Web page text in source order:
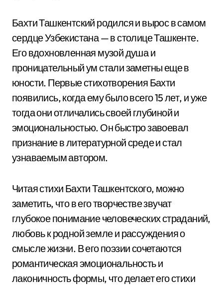
Бахти Ташкентский родился и вырос в самом
сердце Узбекистана — в столице Ташкенте.
Его вдохновленная музой душа и
проницательный ум стали заметны еще в
юности. Первые стихотворения Бахти
появились, когда ему было всего 15 лет, и уже
тогда они отличались своей глубиной и
эмоциональностью. Он быстро завоевал
признание в литературной среде и стал
узнаваемым автором.
Читая стихи Бахти Ташкентского, можно
заметить, что в его творчестве звучат
глубокое понимание человеческих страданий,
любовь к родной земле и рассуждения о
смысле жизни. В его поэзии сочетаются
романтическая эмоциональность и
лаконичность формы, что делает его стихи